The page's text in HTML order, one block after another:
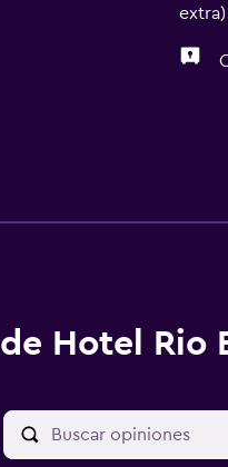
extra)
Hotel Rio